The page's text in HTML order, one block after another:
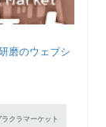
磨のウェブシ
ラクラマーケット